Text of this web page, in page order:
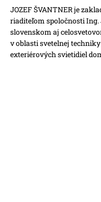
JOZEF ŠVANTNER je
riaditeľom spoločnosti Ing.
slovenskom aj
v oblasti svetelnej
exteriérových svietidiel